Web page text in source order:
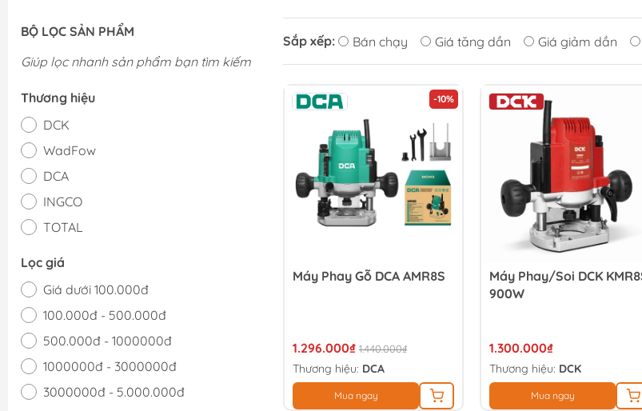
Sắp xếp: Bán chạy Giá tăng dần Giá giảm dần
-10%
Máy Phay Gỗ DCA AMR8S
1.296.000₫ 1.440.000₫
Thương hiệu: DCA
Mua ngay
Máy Phay/Soi DCK
900W
1.300.000₫
Thương hiệu: DCK
Mua ngay
BỘ LỌC SẢN PHẨM
Giúp lọc nhanh sản phẩm bạn tìm kiếm
Thương hiệu
DCK
WadFow
DCA
INGCO
TOTAL
Lọc giá
Giá dưới 100.000đ
100.000đ - 500.000đ
500.000đ - 1000000đ
1000000đ - 3000000đ
3000000đ - 5.000.000đ